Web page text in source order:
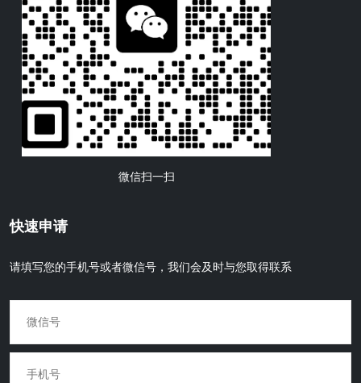
微信扫一扫
快速申请
请填写您的手机号或者微信号，我们会及时与您取得联系